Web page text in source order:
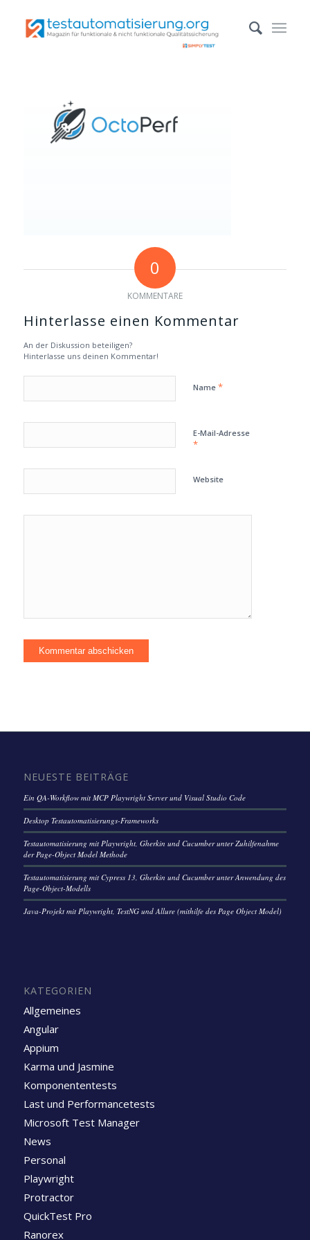
0
KOMMENTARE
Hinterlasse einen Kommentar
An der Diskussion beteiligen?
Hinterlasse uns deinen Kommentar!
Name *
E-Mail-Adresse
*
Website
NEUESTE BEITRÄGE
Ein QA-Workflow mit MCP Playwright Server und Visual Studio Code
Desktop Testautomatisierungs-Frameworks
Testautomatisierung mit Playwright, Gherkin und Cucumber unter Zuhilfenahme
der Page-Object Model Methode
Testautomatisierung mit Cypress 13, Gherkin und Cucumber unter Anwendung des
Page-Object-Modells
Java-Projekt mit Playwright, TestNG und Allure (mithilfe des Page Object Model)
KATEGORIEN
Allgemeines
Angular
Appium
Karma und Jasmine
Komponententests
Last und Performancetests
Microsoft Test Manager
News
Personal
Playwright
Protractor
QuickTest Pro
Ranorex